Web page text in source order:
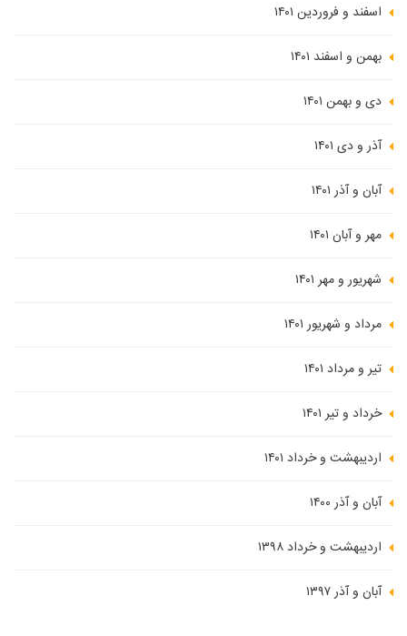
اسفند و فروردین ۱۴۰۱
بهمن و اسفند ۱۴۰۱
دی و بهمن ۱۴۰۱
آذر و دی ۱۴۰۱
آبان و آذر ۱۴۰۱
مهر و آبان ۱۴۰۱
شهریور و مهر ۱۴۰۱
مرداد و شهریور ۱۴۰۱
تیر و مرداد ۱۴۰۱
خرداد و تیر ۱۴۰۱
اردیبهشت و خرداد ۱۴۰۱
آبان و آذر ۱۴۰۰
اردیبهشت و خرداد ۱۳۹۸
آبان و آذر ۱۳۹۷